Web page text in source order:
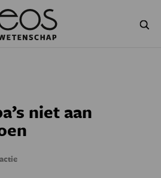
niet aan